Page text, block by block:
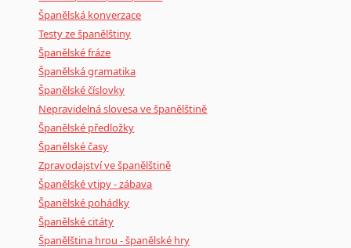
Španělská konverzace
Testy ze španělštiny
Španělské fráze
Španělská gramatika
Španělské číslovky
Nepravidelná slovesa ve španělštině
Španělské předložky
Španělské časy
Zpravodajství ve španělštině
Španělské vtipy - zábava
Španělské pohádky
Španělské citáty
Španělština hrou - španělské hry